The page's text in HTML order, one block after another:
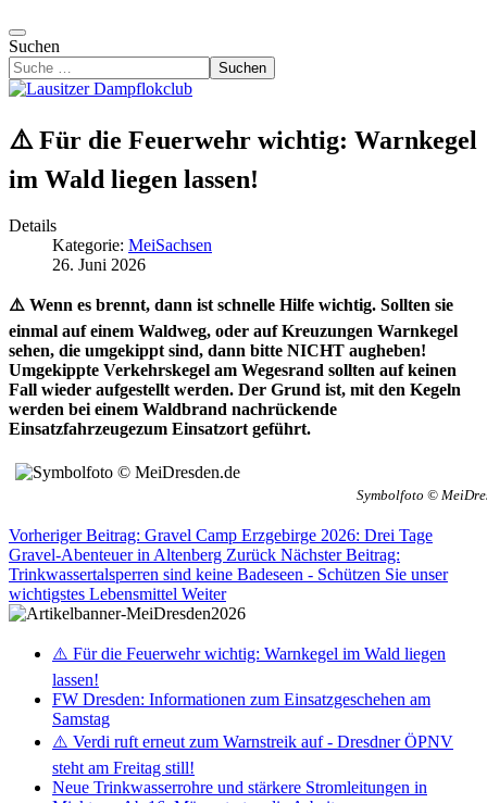
Suchen
Suchen
⚠️ Für die Feuerwehr wichtig: Warnkegel
im Wald liegen lassen!
Details
Kategorie: MeiSachsen
26. Juni 2026
⚠️ Wenn es brennt, dann ist schnelle Hilfe wichtig. Sollten sie
einmal auf einem Waldweg, oder auf Kreuzungen Warnkegel
sehen, die umgekippt sind, dann bitte NICHT augheben!
Umgekippte Verkehrskegel am Wegesrand sollten auf keinen
Fall wieder aufgestellt werden. Der Grund ist, mit den Kegeln
werden bei einem Waldbrand nachrückende
Einsatzfahrzeugezum Einsatzort geführt.
Symbolfoto ©
Vorheriger Beitrag: Gravel Camp Erzgebirge 2026: Drei Tage
Gravel-Abenteuer in Altenberg Zurück Nächster Beitrag:
Trinkwassertalsperren sind keine Badeseen - Schützen Sie unser
wichtigstes Lebensmittel Weiter
⚠️ Für die Feuerwehr wichtig: Warnkegel im Wald liegen
lassen!
FW Dresden: Informationen zum Einsatzgeschehen am
Samstag
⚠️ Verdi ruft erneut zum Warnstreik auf - Dresdner ÖPNV
steht am Freitag still!
Neue Trinkwasserrohre und stärkere Stromleitungen in